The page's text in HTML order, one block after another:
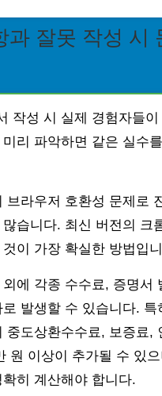
과 잘못 작성 시
작성 시 실제 경험자들이
리 파악하면 같은 실수
브라우저 호환성 문제로
습니다. 최신 버전의 크
이 가장 확실한 방법입
에 각종 수수료, 증명서
발생할 수 있습니다. 특
중도상환수수료, 보증료,
원 이상이 추가될 수 있
히 계산해야 합니다.